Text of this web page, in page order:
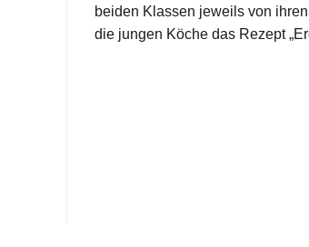
beiden Klassen jeweils von
die jungen Köche das Rezept